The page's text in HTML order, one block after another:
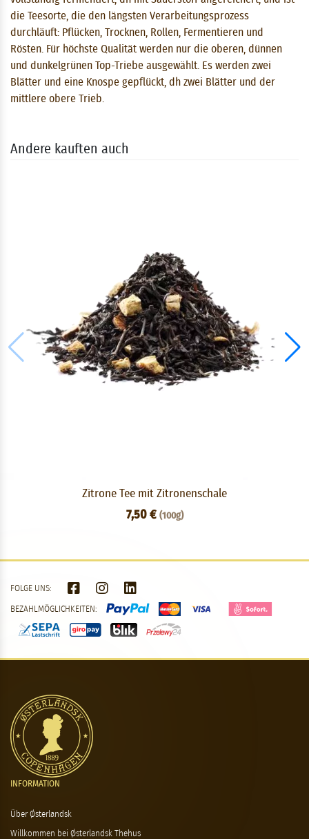
die Teesorte, die den längsten Verarbeitungsprozess
durchläuft: Pflücken, Trocknen, Rollen, Fermentieren und
Rösten. Für höchste Qualität werden nur die oberen, dünnen
und dunkelgrünen Top-Triebe ausgewählt. Es werden zwei
Blätter und eine Knospe gepflückt, dh zwei Blätter und der
mittlere obere Trieb.
Andere kauften auch
Zitrone Tee mit Zitronenschale
7,50 € (100g)
FOLGE UNS:
BEZAHLMÖGLICHKEITEN:
INFORMATION
Über Østerlandsk
Willkommen bei Østerlandsk Thehus